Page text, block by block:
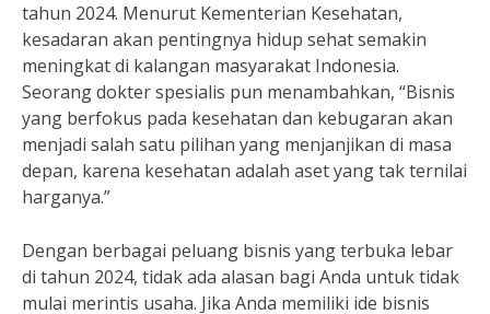
tahun 2024. Menurut Kementerian Kesehatan,
kesadaran akan pentingnya hidup sehat semakin
meningkat di kalangan masyarakat Indonesia.
Seorang dokter spesialis pun menambahkan, “Bisnis
yang berfokus pada kesehatan dan kebugaran akan
menjadi salah satu pilihan yang menjanjikan di masa
depan, karena kesehatan adalah aset yang tak ternilai
harganya.”
Dengan berbagai peluang bisnis yang terbuka lebar
di tahun 2024, tidak ada alasan bagi Anda untuk tidak
mulai merintis usaha. Jika Anda memiliki ide bisnis